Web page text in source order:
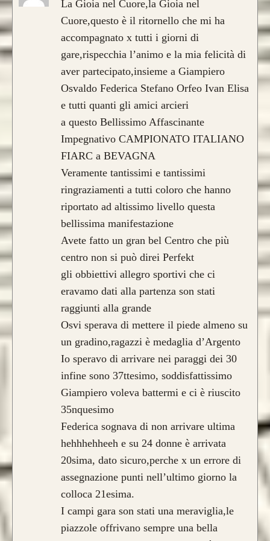
realizzati su misura
La Gioia nel Cuore,la Gioia nel
Cuore,questo è il ritornello che mi ha
accompagnato x tutti i giorni di
gare,rispecchia l’animo e la mia felicità di
aver partecipato,insieme a Giampiero
Osvaldo Federica Stefano Orfeo Ivan Elisa
e tutti quanti gli amici arcieri
a questo Bellissimo Affascinante
Impegnativo CAMPIONATO ITALIANO
FIARC a BEVAGNA
Veramente tantissimi e tantissimi
ringraziamenti a tutti coloro che hanno
riportato ad altissimo livello questa
bellissima manifestazione
Avete fatto un gran bel Centro che più
centro non si può direi Perfekt
gli obbiettivi allegro sportivi che ci
eravamo dati alla partenza son stati
raggiunti alla grande
Osvi sperava di mettere il piede almeno su
un gradino,ragazzi è medaglia d’Argento
Io speravo di arrivare nei paraggi dei 30
infine sono 37ttesimo, soddisfattissimo
Giampiero voleva battermi e ci è riuscito
35nquesimo
Federica sognava di non arrivare ultima
hehhhehheeh e su 24 donne è arrivata
20sima, dato sicuro,perche x un errore di
assegnazione punti nell’ultimo giorno la
colloca 21esima.
I campi gara son stati una meraviglia,le
piazzole offrivano sempre una bella